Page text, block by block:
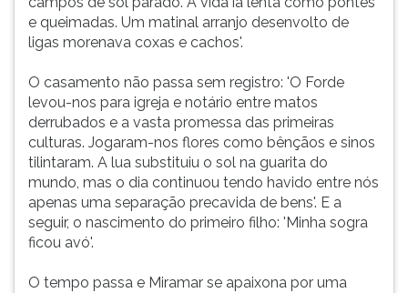
e queimadas. Um matinal arranjo desenvolto de
ligas morenava coxas e cachos'.
O casamento não passa sem registro: 'O Forde
levou-nos para igreja e notário entre matos
derrubados e a vasta promessa das primeiras
culturas. Jogaram-nos flores como bênçãos e sinos
tilintaram. A lua substituiu o sol na guarita do
mundo, mas o dia continuou tendo havido entre nós
apenas uma separação precavida de bens'. E a
seguir, o nascimento do primeiro filho: 'Minha sogra
ficou avó'.
O tempo passa e Miramar se apaixona por uma